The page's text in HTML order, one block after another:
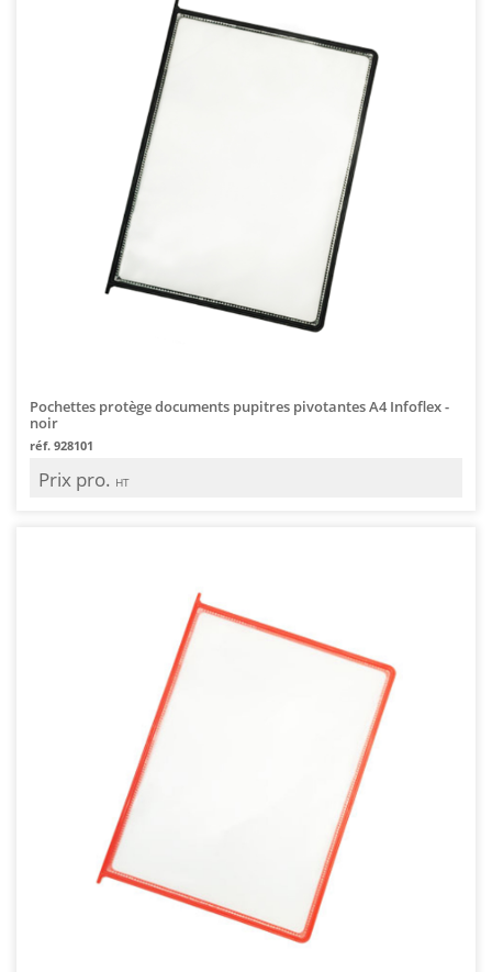
Pochettes protège documents pupitres pivotantes A4 Infoflex -
noir
réf. 928101
Prix pro. HT